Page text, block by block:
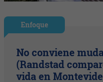
Enfoque
No conviene
(Randstad
vida en